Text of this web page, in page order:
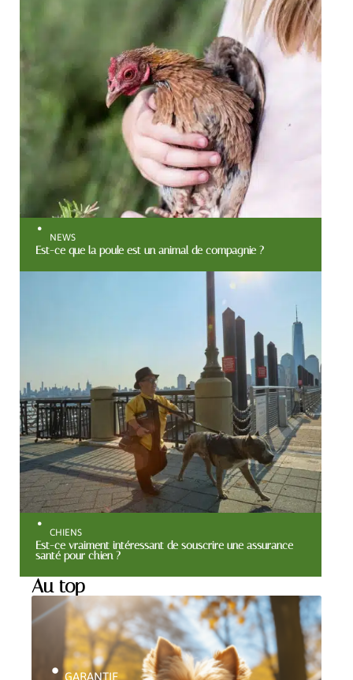
NEWS
Est-ce que la poule est un animal de compagnie ?
CHIENS
Est-ce vraiment intéressant de souscrire une assurance
santé pour chien ?
Au top
GARANTIE